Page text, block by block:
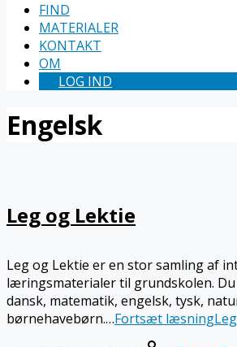
FIND
MATERIALER
KONTAKT
OM
LOG IND
Engelsk
Leg og Lektie
Leg og Lektie er en stor samling af
læringsmaterialer til grundskolen.
dansk, matematik, engelsk, tysk,
børnehavebørn.…Fortsæt læsning